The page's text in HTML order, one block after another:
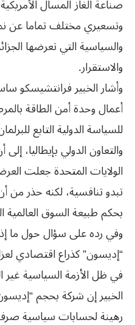
صناعة الغاز المسال
وتسعيري مختلف تماما عن
والسياسية التي تعرضها
والاستقرار.
وأشار الخبير فرانتشيسكو
أعمال وحدة أمن الطاقة
للسياسة الدولية التابع
والتعاون الدولي بإيطاليا،
الولايات المتحدة جعلت
تبدو تنافسية، لكنه حذر من
بحكم طبيعة السوق العالمية
وفي رده على سؤال حول ما
“إديسون” كذراع اقتصادي
في ظل الأزمة السياسية غير
الخبير إن شركة بحجم
رهينة لحسابات سياسية